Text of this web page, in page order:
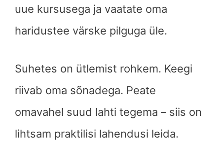
uue kursusega ja vaatate oma
haridustee värske pilguga üle.
Suhetes on ütlemist rohkem. Keegi
riivab oma sõnadega. Peate
omavahel suud lahti tegema – siis on
lihtsam praktilisi lahendusi leida.